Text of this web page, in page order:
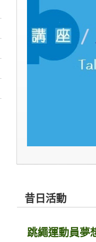
昔日活動
跳繩運動員夢